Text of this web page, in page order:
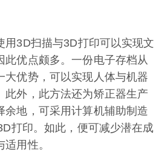
用3D扫描与3D打印可以实现文
此优点颇多。一份电子存档从
大优势，可以实现人体与机器
此外，此方法还为矫正器生产
余地，可采用计算机辅助制造
打印。如此，便可减少潜在成
用性。